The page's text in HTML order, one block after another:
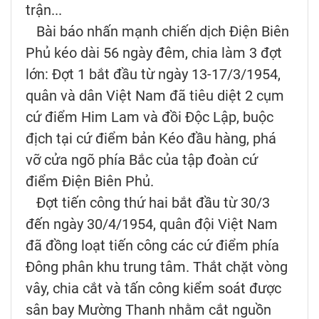
trận...
Bài báo nhấn mạnh chiến dịch Điện Biên
Phủ kéo dài 56 ngày đêm, chia làm 3 đợt
lớn: Đợt 1 bắt đầu từ ngày 13-17/3/1954,
quân và dân Việt Nam đã tiêu diệt 2 cụm
cứ điểm Him Lam và đồi Độc Lập, buộc
địch tại cứ điểm bản Kéo đầu hàng, phá
vỡ cửa ngõ phía Bắc của tập đoàn cứ
điểm Điện Biên Phủ.
Đợt tiến công thứ hai bắt đầu từ 30/3
đến ngày 30/4/1954, quân đội Việt Nam
đã đồng loạt tiến công các cứ điểm phía
Đông phân khu trung tâm. Thắt chặt vòng
vây, chia cắt và tấn công kiểm soát được
sân bay Mường Thanh nhằm cắt nguồn